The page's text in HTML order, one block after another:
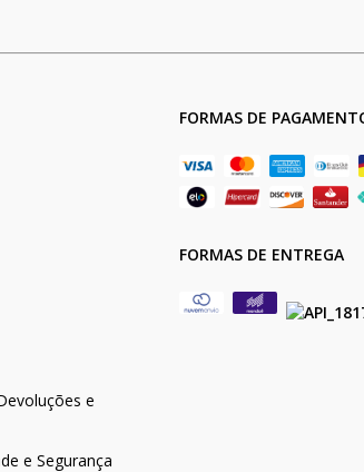
e
e Segurança
FORMAS DE
FORMAS DE ENTREGA